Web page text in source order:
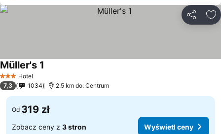
3 Kategoria
Hotel
Müller's 1
7,3 1034 2.5 km do: Centrum
Od 319 zł
Zobacz ceny z 3 stron Wyświetl ceny